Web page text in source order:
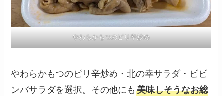
やわらかもつのピリ辛炒め
やわらかもつのピリ辛炒め・北の幸サラダ・ビビ
ンバサラダを選択。その他にも美味しそうなお総